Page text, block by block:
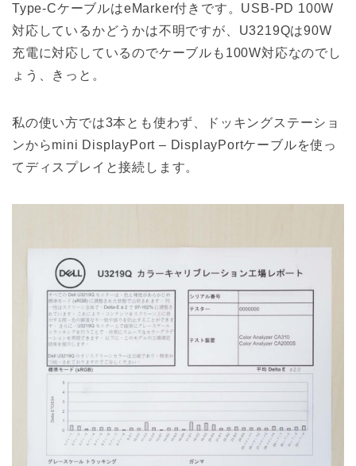
Type-CケーブルはeMarker付きです。USB-PD 100W
対応しているかどうかは不明ですが、U3219Qは90W
充電に対応しているのでケーブルも100W対応なのでし
ょう、きっと。
私の使い方では3本とも使わず、ドッキングステーショ
ンからmini DisplayPort – DisplayPortケーブルを使っ
てディスプレイと接続します。